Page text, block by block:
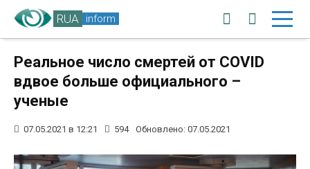
RUA inform
Реальное число смертей от COVID
вдвое больше официального –
ученые
07.05.2021 в 12:21 594 Обновлено: 07.05.2021